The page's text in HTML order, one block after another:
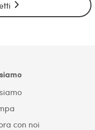
con noi